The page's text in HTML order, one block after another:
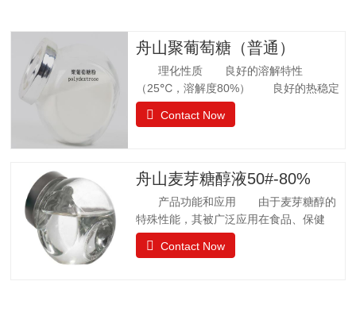
舟山聚葡萄糖（普通）
理化性质 良好的溶解特性
（25℃，溶解度80%） 良好的热稳定
性 环境湿度高，充分吸水 法规
许可 57个国家批准应用聚葡萄糖.
聚葡萄糖质量标准 GB25541-2010项目
葡萄糖(以干基、无灰分品计), w/%
≥90.0 干燥减量，w
Contact Now
舟山麦芽糖醇液50#-80%
产品功能和应用 由于麦芽糖醇的
特殊性能，其被广泛应用在食品、保健
品、日常卫生品种，例如冰淇淋、果汁制
品、饼干、酱菜、糖果等。 麦芽糖醇
Contact Now